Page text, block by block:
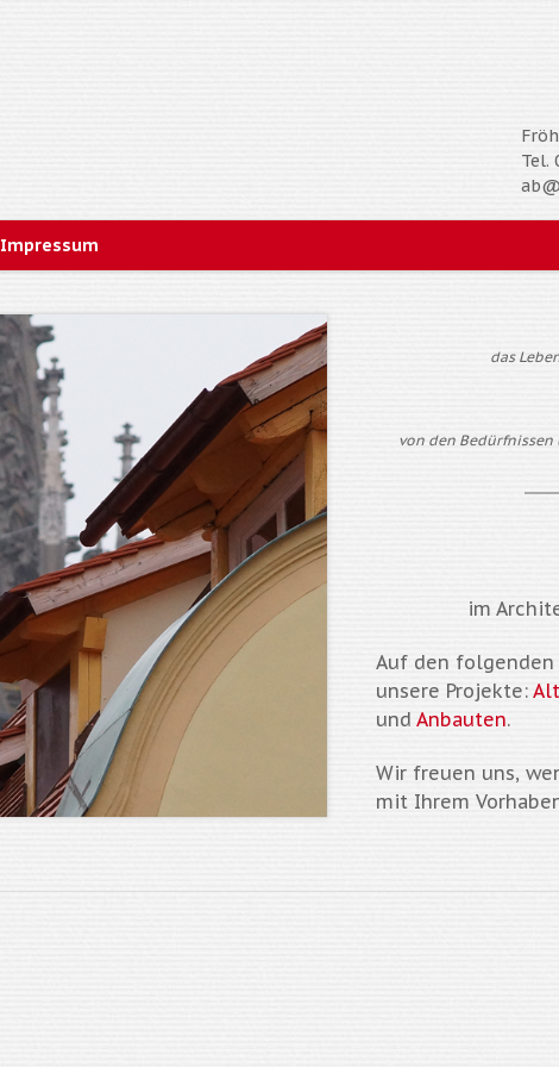
Tel.
überspringen
Impressum
das
von den Bedürfnissen
im
Auf den
unsere Projekte:
undAnbauten.
Wir freuen uns,
mit Ihrem